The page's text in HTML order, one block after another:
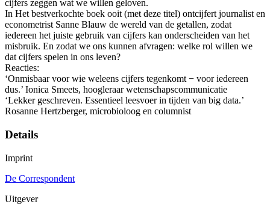
cijfers zeggen wat we willen geloven.
In Het bestverkochte boek ooit (met deze titel) ontcijfert journalist en
econometrist Sanne Blauw de wereld van de getallen, zodat
iedereen het juiste gebruik van cijfers kan onderscheiden van het
misbruik. En zodat we ons kunnen afvragen: welke rol willen we
dat cijfers spelen in ons leven?
Reacties:
‘Onmisbaar voor wie weleens cijfers tegenkomt − voor iedereen
dus.’ Ionica Smeets, hoogleraar wetenschapscommunicatie
‘Lekker geschreven. Essentieel leesvoer in tijden van big data.’
Rosanne Hertzberger, microbioloog en columnist
Details
Imprint
De Correspondent
Uitgever